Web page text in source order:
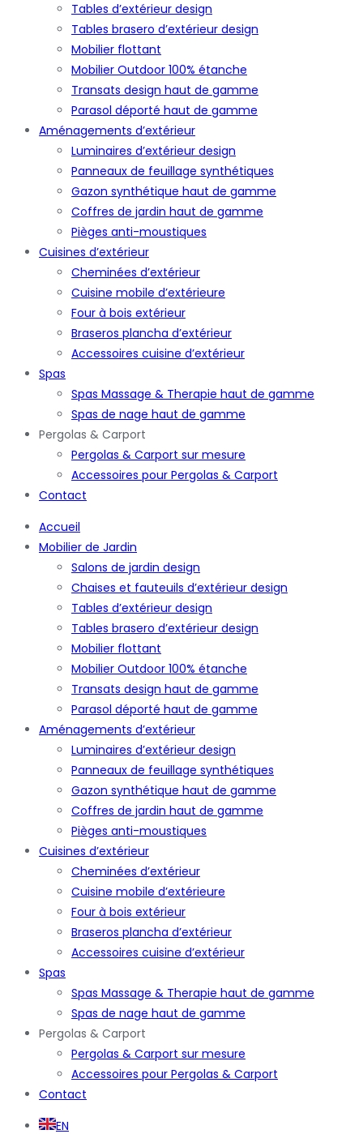
Tables d’extérieur design
Tables brasero d’extérieur design
Mobilier flottant
Mobilier Outdoor 100% étanche
Transats design haut de gamme
Parasol déporté haut de gamme
Aménagements d’extérieur
Luminaires d’extérieur design
Panneaux de feuillage synthétiques
Gazon synthétique haut de gamme
Coffres de jardin haut de gamme
Pièges anti-moustiques
Cuisines d’extérieur
Cheminées d’extérieur
Cuisine mobile d’extérieure
Four à bois extérieur
Braseros plancha d’extérieur
Accessoires cuisine d’extérieur
Spas
Spas Massage & Therapie haut de gamme
Spas de nage haut de gamme
Pergolas & Carport
Pergolas & Carport sur mesure
Accessoires pour Pergolas & Carport
Contact
Accueil
Mobilier de Jardin
Salons de jardin design
Chaises et fauteuils d’extérieur design
Tables d’extérieur design
Tables brasero d’extérieur design
Mobilier flottant
Mobilier Outdoor 100% étanche
Transats design haut de gamme
Parasol déporté haut de gamme
Aménagements d’extérieur
Luminaires d’extérieur design
Panneaux de feuillage synthétiques
Gazon synthétique haut de gamme
Coffres de jardin haut de gamme
Pièges anti-moustiques
Cuisines d’extérieur
Cheminées d’extérieur
Cuisine mobile d’extérieure
Four à bois extérieur
Braseros plancha d’extérieur
Accessoires cuisine d’extérieur
Spas
Spas Massage & Therapie haut de gamme
Spas de nage haut de gamme
Pergolas & Carport
Pergolas & Carport sur mesure
Accessoires pour Pergolas & Carport
Contact
EN